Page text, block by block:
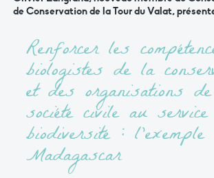
de Conservation de la Tour du Valat,
Renforcer les
biologistes de la
et des organisations
société civile au
biodiversité :
Madagascar